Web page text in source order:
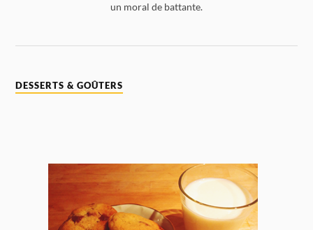
un moral de battante.
DESSERTS & GOÛTERS